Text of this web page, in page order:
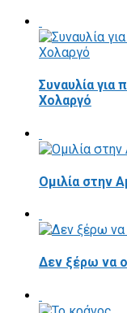
Συναυλία για
Χολαργό
Ομιλία στην
Δεν ξέρω να